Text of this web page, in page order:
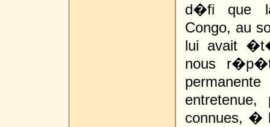
d�fi que
Congo, au
lui avait
nous
connues, �